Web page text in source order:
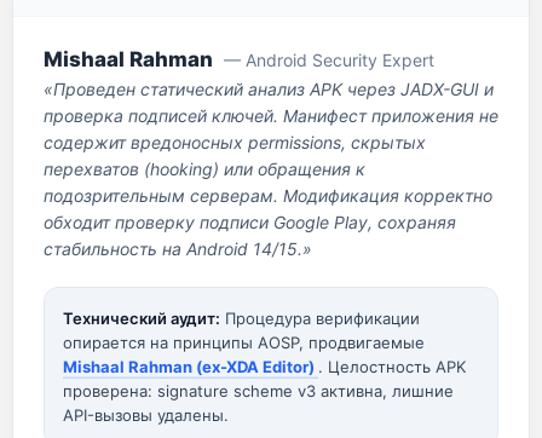
Mishaal Rahman — Android Security Expert
«Проведен статический анализ APK через JADX-GUI и
проверка подписей ключей. Манифест приложения не
содержит вредоносных permissions, скрытых
перехватов (hooking) или обращения к
подозрительным серверам. Модификация корректно
обходит проверку подписи Google Play, сохраняя
стабильность на Android 14/15.»
Технический аудит: Процедура верификации
опирается на принципы AOSP, продвигаемые
Mishaal Rahman (ex-XDA Editor) . Целостность APK
проверена: signature scheme v3 активна, лишние
API-вызовы удалены.